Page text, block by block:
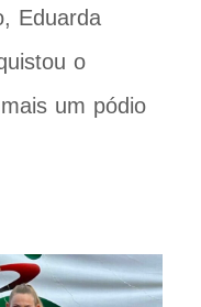
Eduarda
o
um pódio